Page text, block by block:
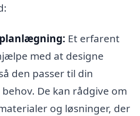
Et erfarent
med at designe
den passer til din
De kan rådgive om
og løsninger, der